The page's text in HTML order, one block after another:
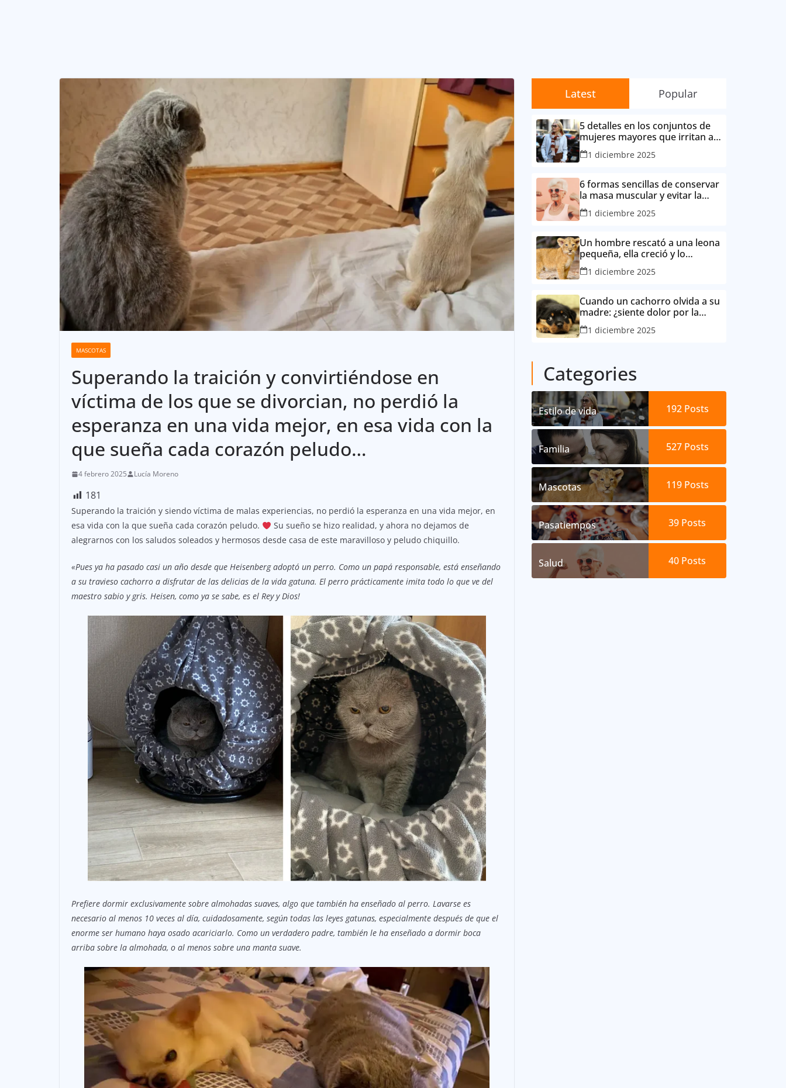
MASCOTAS
Superando la traición y convirtiéndose en
víctima de los que se divorcian, no perdió la
esperanza en una vida mejor, en esa vida con la
que sueña cada corazón peludo…
4 febrero 2025 Lucía Moreno
181
Superando la traición y siendo víctima de malas experiencias, no perdió la esperanza en una vida mejor, en
esa vida con la que sueña cada corazón peludo.
Su sueño se hizo realidad, y ahora no dejamos de
alegrarnos con los saludos soleados y hermosos desde casa de este maravilloso y peludo chiquillo.
«Pues ya ha pasado casi un año desde que Heisenberg adoptó un perro. Como un papá responsable, está enseñando
a su travieso cachorro a disfrutar de las delicias de la vida gatuna. El perro prácticamente imita todo lo que ve del
maestro sabio y gris. Heisen, como ya se sabe, es el Rey y Dios!
Prefiere dormir exclusivamente sobre almohadas suaves, algo que también ha enseñado al perro. Lavarse es
necesario al menos 10 veces al día, cuidadosamente, según todas las leyes gatunas, especialmente después de que el
enorme ser humano haya osado acariciarlo. Como un verdadero padre, también le ha enseñado a dormir boca
arriba sobre la almohada, o al menos sobre una manta suave.
Latest Popular
5 detalles en los conjuntos de
mujeres mayores que irritan a
sus contemporáneas.
1 diciembre 2025
6 formas sencillas de conservar
la masa muscular y evitar la
degradación corporal por la
edad
1 diciembre 2025
Un hombre rescató a una leona
pequeña, ella creció y lo
consideró su mejor amigo
1 diciembre 2025
Cuando un cachorro olvida a su
madre: ¿siente dolor por la
separación?
1 diciembre 2025
Categories
Estilo de vida 192 Posts
Familia 527 Posts
Mascotas 119 Posts
Pasatiempos 39 Posts
Salud 40 Posts